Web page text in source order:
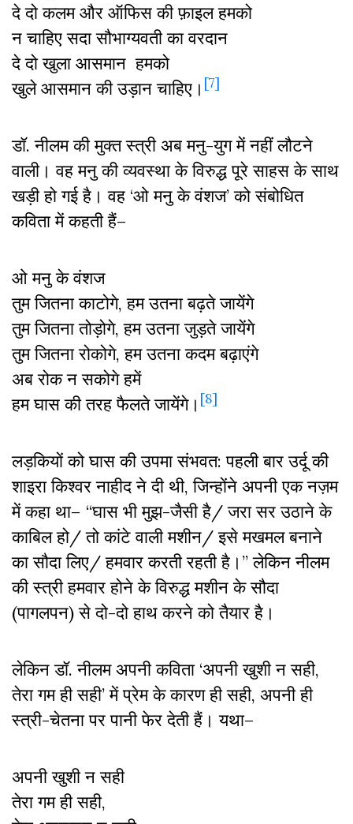
दे दो कलम और ऑफिस की फ़ाइल हमको
न चाहिए सदा सौभाग्यवती का वरदान
दे दो खुला आसमान हमको
खुले आसमान की उड़ान चाहिए। [7]
डॉ. नीलम की मुक्त स्त्री अब मनु-युग में नहीं लौटने
वाली। वह मनु की व्यवस्था के विरुद्ध पूरे साहस के साथ
खड़ी हो गई है। वह ‘ओ मनु के वंशज’ को संबोधित
कविता में कहती हैं–
ओ मनु के वंशज
तुम जितना काटोगे, हम उतना बढ़ते जायेंगे
तुम जितना तोड़ोगे, हम उतना जुड़ते जायेंगे
तुम जितना रोकोगे, हम उतना कदम बढ़ाएंगे
अब रोक न सकोगे हमें
हम घास की तरह फैलते जायेंगे। [8]
लड़कियों को घास की उपमा संभवत: पहली बार उर्दू की
शाइरा किश्वर नाहीद ने दी थी, जिन्होंने अपनी एक नज़म
में कहा था– “घास भी मुझ-जैसी है/ जरा सर उठाने के
काबिल हो/ तो कांटे वाली मशीन/ इसे मखमल बनाने
का सौदा लिए/ हमवार करती रहती है।” लेकिन नीलम
की स्त्री हमवार होने के विरुद्ध मशीन के सौदा
(पागलपन) से दो-दो हाथ करने को तैयार है।
लेकिन डॉ. नीलम अपनी कविता ‘अपनी खुशी न सही,
तेरा गम ही सही’ में प्रेम के कारण ही सही, अपनी ही
स्त्री-चेतना पर पानी फेर देती हैं। यथा–
अपनी खुशी न सही
तेरा गम ही सही,